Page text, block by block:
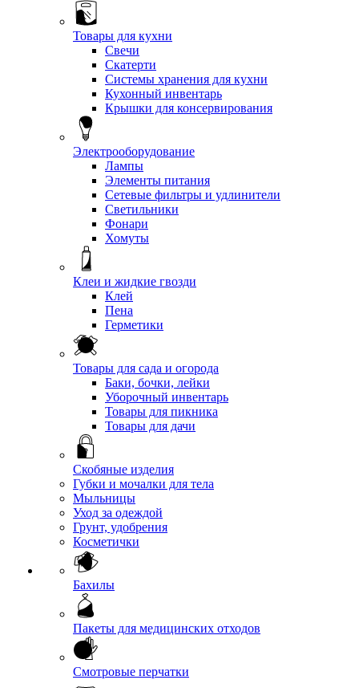
Товары для кухни
Свечи
Скатерти
Системы хранения для кухни
Кухонный инвентарь
Крышки для консервирования
Электрооборудование
Лампы
Элементы питания
Сетевые фильтры и удлинители
Светильники
Фонари
Хомуты
Клеи и жидкие гвозди
Клей
Пена
Герметики
Товары для сада и огорода
Баки, бочки, лейки
Уборочный инвентарь
Товары для пикника
Товары для дачи
Скобяные изделия
Губки и мочалки для тела
Мыльницы
Уход за одеждой
Грунт, удобрения
Косметички
Бахилы
Пакеты для медицинских отходов
Смотровые перчатки